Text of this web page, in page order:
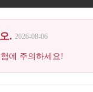
. 2026-08-06
에 주의하세요!